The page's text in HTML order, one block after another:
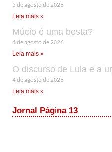
5 de agosto de 2026
Leia mais »
Múcio é uma besta?
4 de agosto de 2026
Leia mais »
O discurso de Lula e a
4 de agosto de 2026
Leia mais »
Jornal Página 13